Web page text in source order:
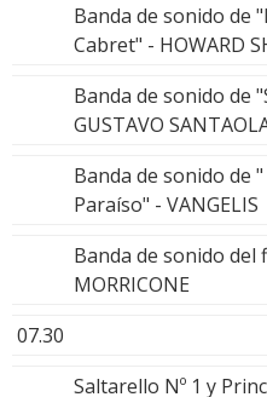
Banda de sonido de
Cabret" - HOWARD
Banda de sonido de
GUSTAVO
Banda de sonido de
Paraíso" - VANGELIS
Banda de sonido
MORRICONE
07.30
Saltarello Nº 1 y